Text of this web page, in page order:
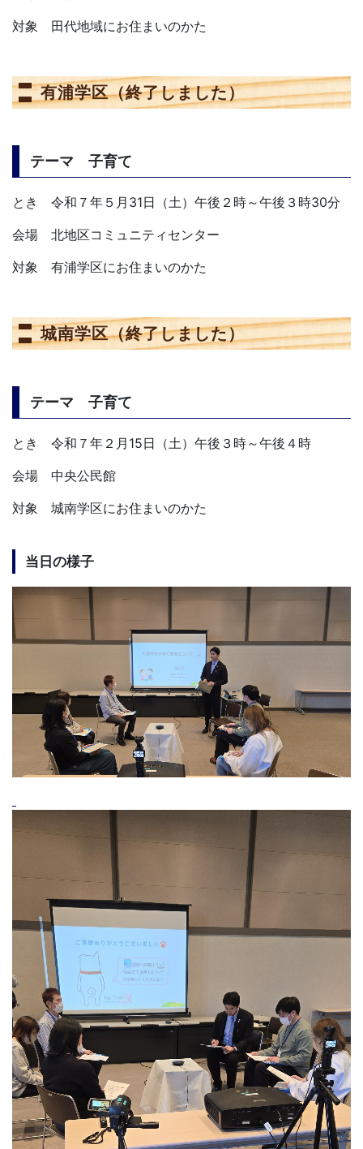
対象 田代地域にお住まいのかた
有浦学区（終了しました）
テーマ 子育て
とき 令和７年５月31日（土）午後２時～午後３時30分
会場 北地区コミュニティセンター
対象 有浦学区にお住まいのかた
城南学区（終了しました）
テーマ 子育て
とき 令和７年２月15日（土）午後３時～午後４時
会場 中央公民館
対象 城南学区にお住まいのかた
当日の様子